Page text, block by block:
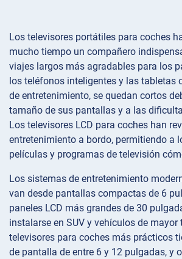
Los televisores portátiles para coches
mucho tiempo un compañero
viajes largos más agradables para los
los teléfonos inteligentes y las tabletas
de entretenimiento, se quedan cortos
tamaño de sus pantallas y a las
Los televisores LCD para coches han
entretenimiento a bordo, permitiendo a
películas y programas de televisión
Los sistemas de entretenimiento
van desde pantallas compactas de 6
paneles LCD más grandes de 30
instalarse en SUV y vehículos de
televisores para coches más prácticos
de pantalla de entre 6 y 12 pulgadas, y